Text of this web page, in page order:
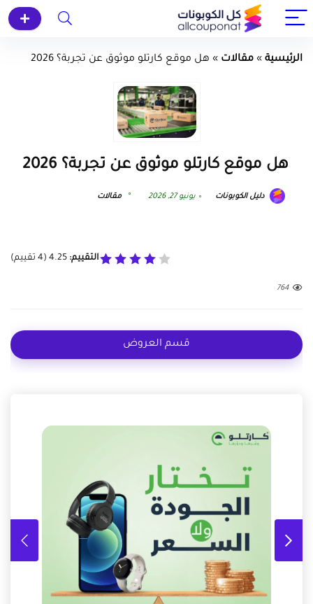
الرئيسية » مقالات » هل موقع كارتلو موثوق عن تجربة؟ 2026
هل موقع كارتلو موثوق عن تجربة؟ 2026
دليل الكوبونات يونيو 27, 2026 مقالات
التقييم: 4.25
(
4 تقييم)
764
قسم العروض